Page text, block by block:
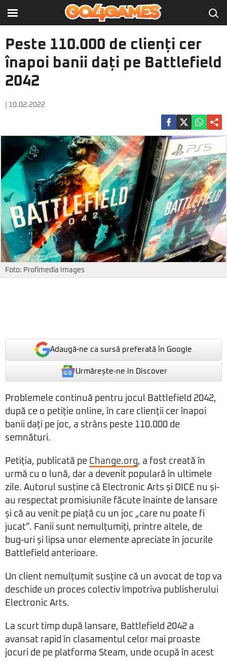
Peste 110.000 de clienți cer
înapoi banii dați pe Battlefield
2042
| 10.02.2022
Foto: Profimedia Images
Adaugă-ne ca sursă preferată în Google
Urmărește-ne in Discover
Problemele continuă pentru jocul Battlefield 2042,
după ce o petiție online, în care clienții cer înapoi
banii dați pe joc, a strâns peste 110.000 de
semnături.
Petiția, publicată pe Change.org, a fost creată în
urmă cu o lună, dar a devenit populară în ultimele
zile. Autorul susține că Electronic Arts și DICE nu și-
au respectat promisiunile făcute înainte de lansare
și că au venit pe piață cu un joc „care nu poate fi
jucat”. Fanii sunt nemulțumiți, printre altele, de
bug-uri și lipsa unor elemente apreciate în jocurile
Battlefield anterioare.
Un client nemulțumit susține că un avocat de top va
deschide un proces colectiv împotriva publisherului
Electronic Arts.
La scurt timp după lansare, Battlefield 2042 a
avansat rapid în clasamentul celor mai proaste
jocuri de pe platforma Steam, unde ocupă în acest